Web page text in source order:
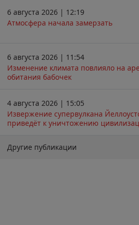
6 августа 2026 | 12:19
Атмосфера начала замерзать
6 августа 2026 | 11:54
Изменение климата повлияло на
обитания бабочек
4 августа 2026 | 15:05
Извержение супервулкана
приведёт к уничтожению
Другие публикации